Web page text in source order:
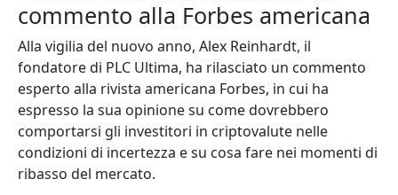
commento alla Forbes americana
Alla vigilia del nuovo anno, Alex Reinhardt, il
fondatore di PLC Ultima, ha rilasciato un commento
esperto alla rivista americana Forbes, in cui ha
espresso la sua opinione su come dovrebbero
comportarsi gli investitori in criptovalute nelle
condizioni di incertezza e su cosa fare nei momenti di
ribasso del mercato.